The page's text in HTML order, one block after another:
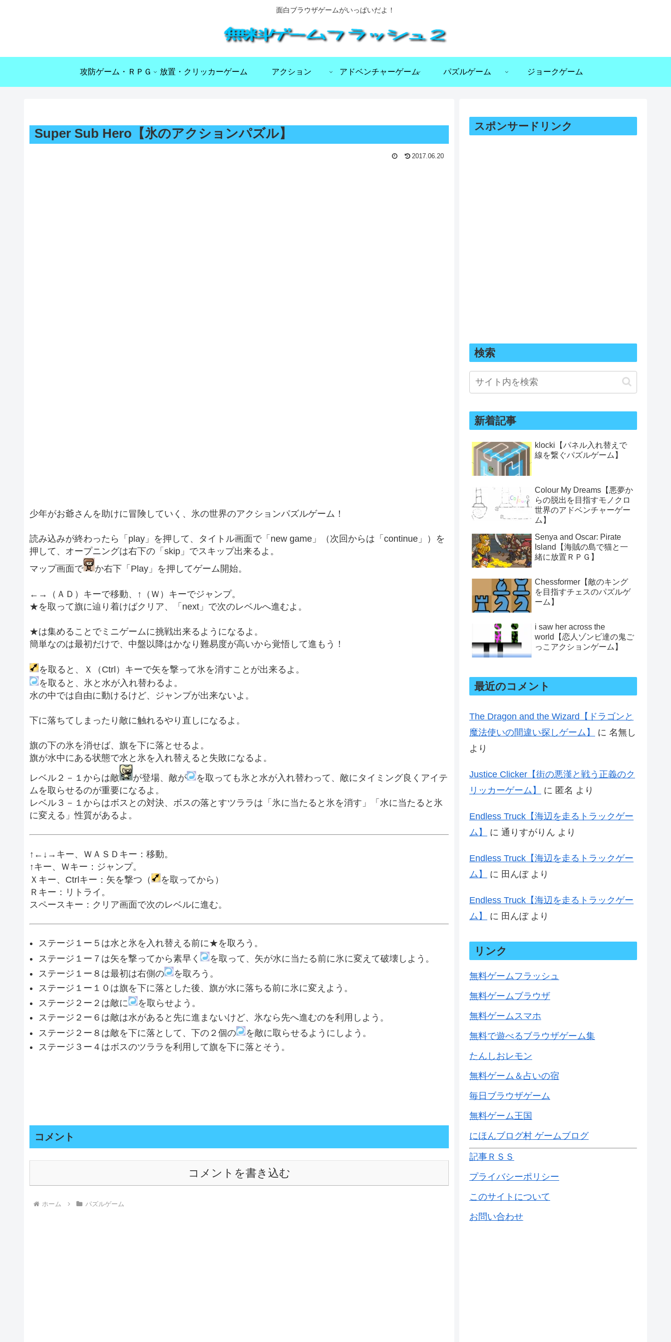
面白ブラウザゲームがいっぱいだよ！
攻防ゲーム・ＲＰＧ 放置・クリッカーゲーム アクション アドベンチャーゲーム パズルゲーム ジョークゲーム
Super Sub Hero【氷のアクションパズル】
2017.06.20
少年がお爺さんを助けに冒険していく、氷の世界のアクションパズルゲーム！
読み込みが終わったら「play」を押して、タイトル画面で「new game」（次回からは「continue」）を
押して、オープニングは右下の「skip」でスキップ出来るよ。
マップ画面で
か右下「Play」を押してゲーム開始。
←→（ＡＤ）キーで移動、↑（Ｗ）キーでジャンプ。
★を取って旗に辿り着けばクリア、「next」で次のレベルへ進むよ。
★は集めることでミニゲームに挑戦出来るようになるよ。
簡単なのは最初だけで、中盤以降はかなり難易度が高いから覚悟して進もう！
を取ると、Ｘ（Ctrl）キーで矢を撃って氷を消すことが出来るよ。
を取ると、氷と水が入れ替わるよ。
水の中では自由に動けるけど、ジャンプが出来ないよ。
下に落ちてしまったり敵に触れるやり直しになるよ。
旗の下の氷を消せば、旗を下に落とせるよ。
旗が水中にある状態で水と氷を入れ替えると失敗になるよ。
レベル２－１からは敵
が登場、敵が
を取っても氷と水が入れ替わって、敵にタイミング良くアイテ
ムを取らせるのが重要になるよ。
レベル３－１からはボスとの対決、ボスの落とすツララは「氷に当たると氷を消す」「水に当たると氷
に変える」性質があるよ。
↑←↓→キー、ＷＡＳＤキー：移動。
↑キー、Ｗキー：ジャンプ。
Ｘキー、Ctrlキー：矢を撃つ（
を取ってから）
Ｒキー：リトライ。
スペースキー：クリア画面で次のレベルに進む。
ステージ１ー５は水と氷を入れ替える前に★を取ろう。
ステージ１ー７は矢を撃ってから素早く
を取って、矢が水に当たる前に氷に変えて破壊しよう。
ステージ１ー８は最初は右側の
を取ろう。
ステージ１ー１０は旗を下に落とした後、旗が水に落ちる前に氷に変えよう。
ステージ２ー２は敵に
を取らせよう。
ステージ２ー６は敵は水があると先に進まないけど、氷なら先へ進むのを利用しよう。
ステージ２ー８は敵を下に落として、下の２個の
を敵に取らせるようにしよう。
ステージ３ー４はボスのツララを利用して旗を下に落とそう。
コメント
コメントを書き込む
ホーム パズルゲーム
スポンサードリンク
検索
新着記事
klocki【パネル入れ替えで
線を繋ぐパズルゲーム】
Colour My Dreams【悪夢か
らの脱出を目指すモノクロ
世界のアドベンチャーゲー
ム】
Senya and Oscar: Pirate
Island【海賊の島で猫と一
緒に放置ＲＰＧ】
Chessformer【敵のキング
を目指すチェスのパズルゲ
ーム】
i saw her across the
world【恋人ゾンビ達の鬼ご
っこアクションゲーム】
最近のコメント
The Dragon and the Wizard【ドラゴンと
魔法使いの間違い探しゲーム】
に 名無し
より
Justice Clicker【街の悪漢と戦う正義のク
リッカーゲーム】
に 匿名 より
Endless Truck【海辺を走るトラックゲー
ム】
に 通りすがりん より
Endless Truck【海辺を走るトラックゲー
ム】
に 田んぼより
Endless Truck【海辺を走るトラックゲー
ム】
に 田んぼより
リンク
無料ゲームフラッシュ
無料ゲームブラウザ
無料ゲームスマホ
無料で遊べるブラウザゲーム集
たんしおレモン
無料ゲーム＆占いの宿
毎日ブラウザゲーム
無料ゲーム王国
にほんブログ村 ゲームブログ
記事ＲＳＳ
プライバシーポリシー
このサイトについて
お問い合わせ